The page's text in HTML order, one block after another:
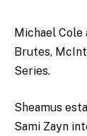
Michael Cole
Brutes,
Series.
Sheamus
Sami Zayn